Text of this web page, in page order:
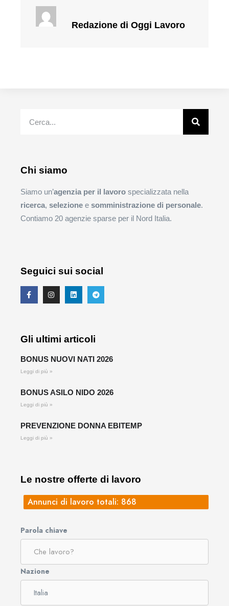
Redazione di Oggi Lavoro
Chi siamo
Siamo un’agenzia per il lavoro specializzata nella
ricerca, selezione e somministrazione di personale.
Contiamo 20 agenzie sparse per il Nord Italia.
Seguici sui social
Gli ultimi articoli
BONUS NUOVI NATI 2026
Leggi di più »
BONUS ASILO NIDO 2026
Leggi di più »
PREVENZIONE DONNA EBITEMP
Leggi di più »
Le nostre offerte di lavoro
Annunci di lavoro totali: 868
Parola chiave
Nazione